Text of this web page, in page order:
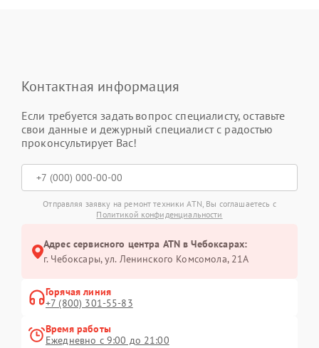
Контактная информация
Если требуется задать вопрос специалисту, оставьте
свои данные и дежурный специалист с радостью
проконсультирует Вас!
Отправляя заявку на ремонт техники ATN, Вы соглашаетесь с
Политикой конфиденциальности
Адрес сервисного центра ATN в Чебоксарах:
г. Чебоксары, ул. Ленинского Комсомола, 21А
Горячая линия
+7 (800) 301-55-83
Время работы
Ежедневно с 9:00 до 21:00